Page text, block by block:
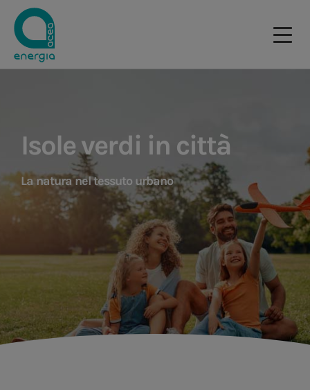
Isole verdi in città
La natura nel tessuto urbano